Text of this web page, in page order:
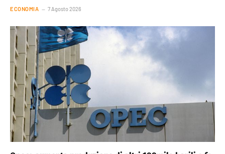
ECONOMIA 7 Agosto 2026